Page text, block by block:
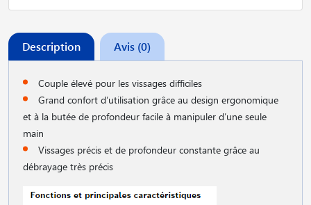
Description Avis (0)
Couple élevé pour les vissages difficiles
Grand confort d′utilisation grâce au design ergonomique
et à la butée de profondeur facile à manipuler d′une seule
main
Vissages précis et de profondeur constante grâce au
débrayage très précis